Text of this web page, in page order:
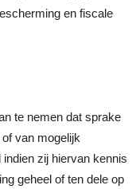
en fiscale
te nemen dat sprake
van mogelijk
zij hiervan kennis
geheel of ten dele op